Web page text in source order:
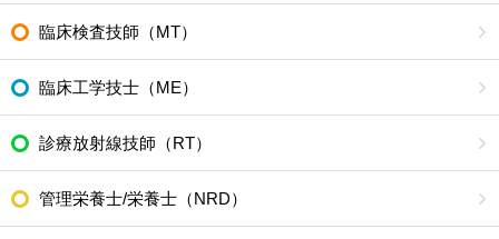
臨床検査技師（MT）
臨床工学技士（ME）
診療放射線技師（RT）
管理栄養士/栄養士（NRD）